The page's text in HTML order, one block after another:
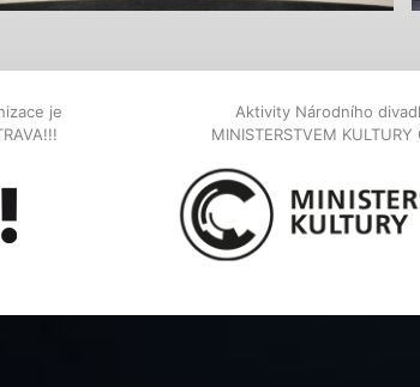
je
Aktivity Národního
MINISTERSTVEM KULTURY